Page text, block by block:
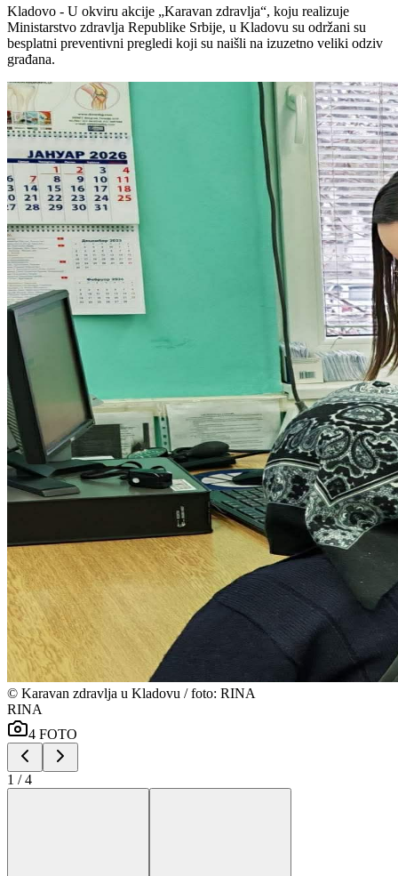
Kladovo - U okviru akcije „Karavan zdravlja“, koju realizuje
Ministarstvo zdravlja Republike Srbije, u Kladovu su održani su
besplatni preventivni pregledi koji su naišli na izuzetno veliki odziv
građana.
© Karavan zdravlja u Kladovu / foto: RINA
RINA
4 FOTO
1 /4